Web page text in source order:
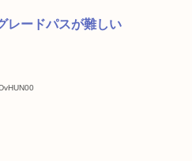
レードパスが難しい